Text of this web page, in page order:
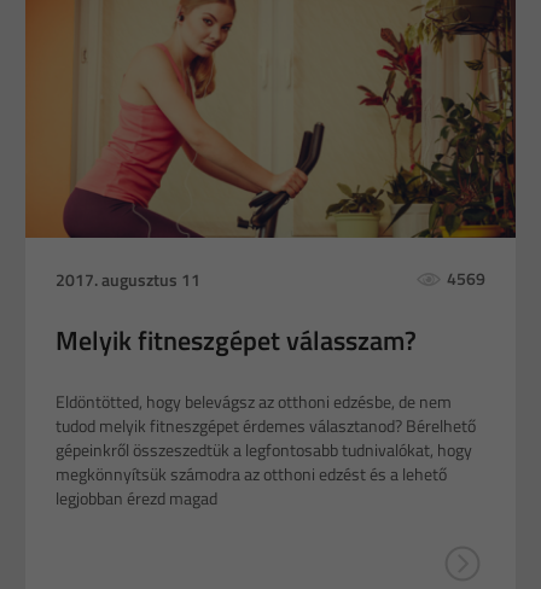
2017. augusztus 11 4569
Melyik fitneszgépet válasszam?
Eldöntötted, hogy belevágsz az otthoni edzésbe, de nem
tudod melyik fitneszgépet érdemes választanod? Bérelhető
gépeinkről összeszedtük a legfontosabb tudnivalókat, hogy
megkönnyítsük számodra az otthoni edzést és a lehető
legjobban érezd magad